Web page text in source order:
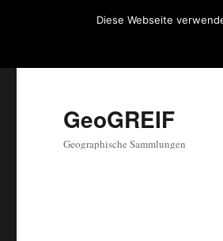
GeoGREIF
Geographische Sammlungen
Diese Webseite